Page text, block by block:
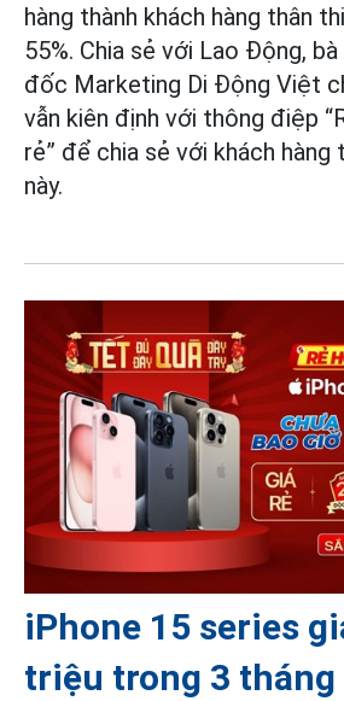
hàng thành khách hàng thân
55%. Chia sẻ với Lao Động,
đốc Marketing Di Động Việt
vẫn kiên định với thông điệp
rẻ” để chia sẻ với khách hàng
này.
iPhone 15 series
triệu trong 3 tháng